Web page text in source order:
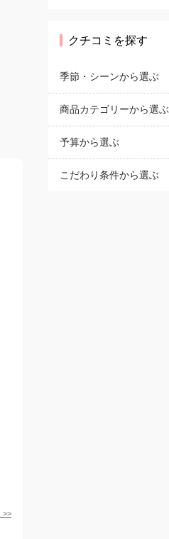
>>
クチコミを探す
季節・シーンから選ぶ
商品カテゴリーから選ぶ
予算から選ぶ
こだわり条件から選ぶ